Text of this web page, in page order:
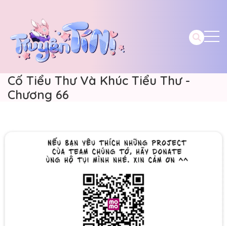
Cố Tiểu Thư Và Khúc Tiểu Thư -
Chương 66